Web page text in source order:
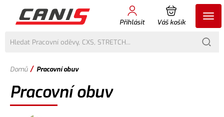
Přihlásit Váš košík
Domů / Pracovní obuv
Pracovní obuv